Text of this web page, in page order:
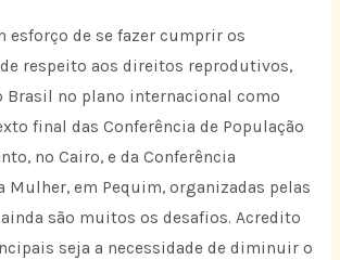
esforço de se fazer cumprir os
respeito aos direitos reprodutivos,
Brasil no plano internacional como
final das Conferência de População
no Cairo, e da Conferência
Mulher, em Pequim, organizadas pelas
ainda são muitos os desafios. Acredito
seja a necessidade de diminuir o